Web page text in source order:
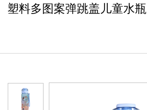
塑料多图案弹跳盖儿童水瓶